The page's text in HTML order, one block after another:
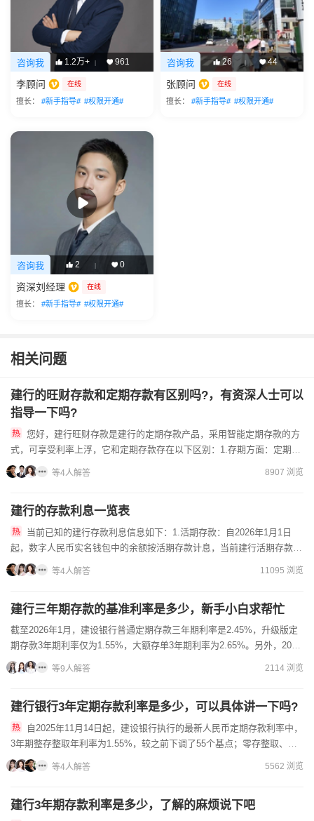
咨询我 1.2万+ | 961
李顾问 在线
擅长： #新手指导# #权限开通#
咨询我 26 | 44
张顾问 在线
擅长： #新手指导# #权限开通#
咨询我 2 | 0
资深刘经理 在线
擅长： #新手指导# #权限开通#
相关问题
建行的旺财存款和定期存款有区别吗?，有资深人士可以
指导一下吗?
式，可享受利率上浮，它和定期存款存在以下区别：1.存期方面：定期存
款的存期比较固定，而旺财存款的期限有3个月-3年不等。2....
等4人解答 8907 浏览
建行的存款利息一览表
起，数字人民币实名钱包中的余额按活期存款计息，当前建行活期存款挂
牌利率为0.05%。2.整存整取一年期：利率为0.95...
等4人解答 11095 浏览
建行三年期存款的基准利率是多少，新手小白求帮忙
截至2026年1月，建设银行普通定期存款三年期利率是2.45%，升级版定
期存款3年期利率仅为1.55%，大额存单3年期利率为2.65%。另外，2026
年1月建行三年期存款利率分“基础挂...
等9人解答 2114 浏览
建行银行3年定期存款利率是多少，可以具体讲一下吗?
3年期整存整取年利率为1.55%，较之前下调了55个基点；零存整取、整
存零取、存本取息的3年期年利率为0.85%。当...
等4人解答 5562 浏览
建行3年期存款利率是多少，了解的麻烦说下吧